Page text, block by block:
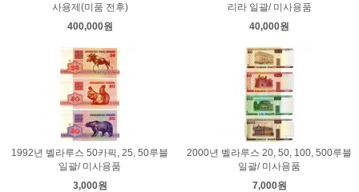
사용제(미품 전후)
400,000원
리라 일괄/ 미사용품
40,000원
1992년 벨라루스 50카픽, 25, 50루블
일괄/ 미사용품
3,000원
2000년 벨라루스 20, 50, 100, 500루블
일괄/ 미사용품
7,000원